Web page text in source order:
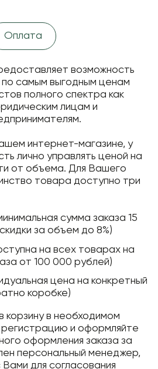
Оплата
возможность
самым выгодным ценам
полного спектра как
лицам и
интернет-магазине, у
лично управлять ценой на
от объема. Для Вашего
товара доступно три
сумма заказа 15
за объем до 8%)
на всех товарах на
от 100 000 рублей)
цена на конкретный
коробке)
корзину в необходимом
и оформляйте
оформления заказа за
персональный менеджер,
для согласования